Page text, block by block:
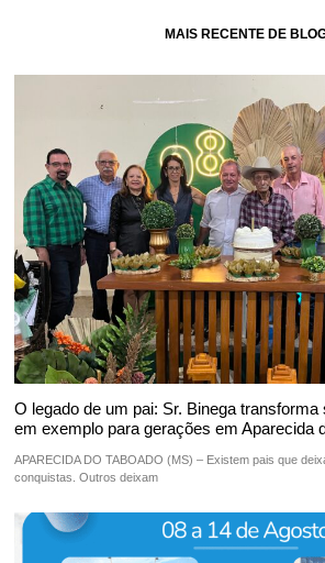
MAIS RECENTE DE
O legado de um pai: Sr. Binega
em exemplo para gerações em Aparecida
APARECIDA DO TABOADO (MS) – Existem pais que
conquistas. Outros deixam